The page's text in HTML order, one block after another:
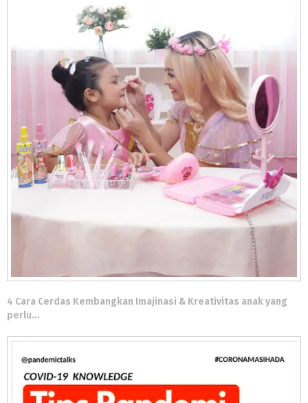
4 Cara Cerdas Kembangkan Imajinasi & Kreativitas anak yang
perlu…